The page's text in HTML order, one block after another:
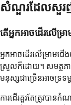
សំណួរដែលសួរញឹ
តើអ្នកអាចដើរលើម្រ
អ្នកអាចដើរលើម្រាម
ស្រួលក៏ដោយ។ សមត្ថភាព
មនុស្សជាច្រើនអាចទ្រទ
ការដើរគួរតែត្រូវបាន